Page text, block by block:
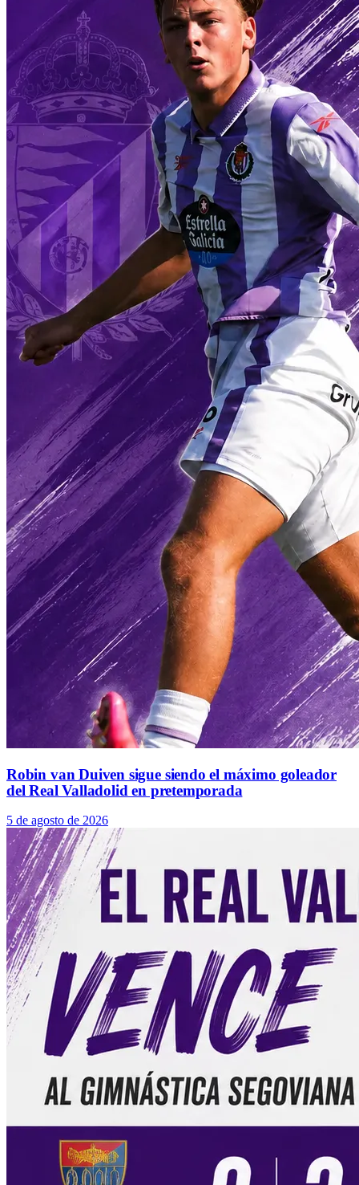
Robin van Duiven sigue siendo el máximo goleador
del Real Valladolid en pretemporada
5 de agosto de 2026